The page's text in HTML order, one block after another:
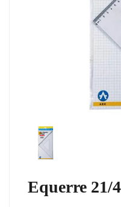
Equerre 21/